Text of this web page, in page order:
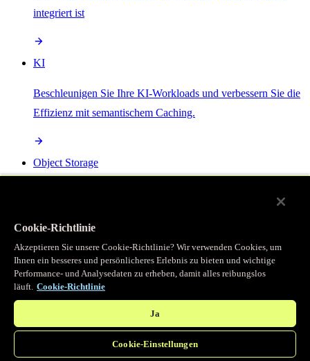
integriert ist
KI
Beschleunigen Sie Ihre KI-Workloads und verbessern Sie die
Effizienz mit semantischem Caching.
Object Storage
Programmierbarer Cache
Erhalten Sie vollständigen programmatischen Zugriff auf das
legendäre Caching, das unser CDN antreibt.
Cookie-Richtlinie
Akzeptieren Sie unsere Cookie-Richtlinie? Wir verwenden Cookies, um
Ihnen ein besseres und persönlicheres Erlebnis zu bieten und wichtige
Performance- und Analysedaten zu erheben, damit alles reibungslos
läuft. Cookie-Richtlinie
Ja
Cookie-Einstellungen